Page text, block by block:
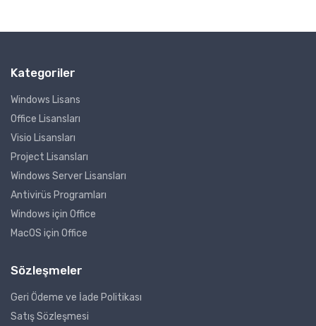
Kategoriler
Windows Lisans
Office Lisansları
Visio Lisansları
Project Lisansları
Windows Server Lisansları
Antivirüs Programları
Windows için Office
MacOS için Office
Sözleşmeler
Geri Ödeme ve İade Politikası
Satış Sözleşmesi